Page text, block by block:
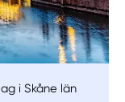
i Skåne län